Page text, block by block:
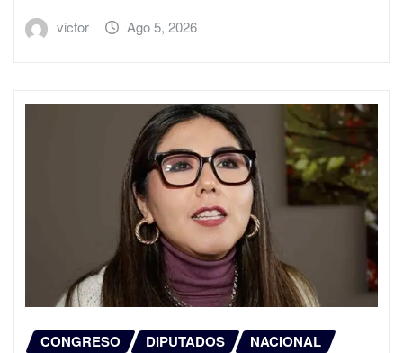
victor Ago 5, 2026
CONGRESO DIPUTADOS NACIONAL